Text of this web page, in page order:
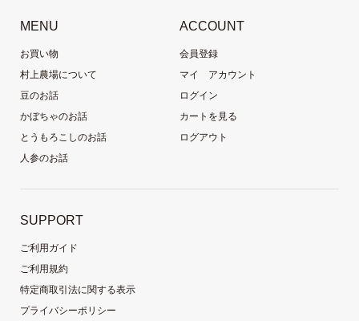
MENU
お買い物
村上農場について
豆のお話
かぼちゃのお話
とうもろこしのお話
人参のお話
ACCOUNT
会員登録
マイ アカウント
ログイン
カートを見る
ログアウト
SUPPORT
ご利用ガイド
ご利用規約
特定商取引法に関する表示
プライバシーポリシー